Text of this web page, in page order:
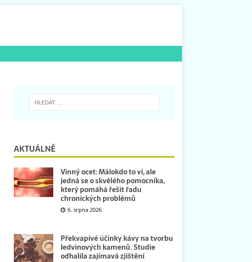
AKTUÁLNĚ
Vinný ocet: Málokdo to ví, ale
jedná se o skvělého pomocníka,
který pomáhá řešit řadu
chronických problémů
6. srpna 2026
Překvapivé účinky kávy na tvorbu
ledvinových kamenů. Studie
odhalila zajímavá zjištění